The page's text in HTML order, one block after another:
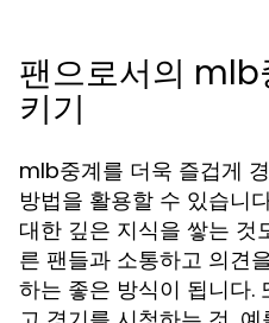
팬으로서의 mlb
키기
mlb중계를 더욱 즐겁게
방법을 활용할 수 있습니
대한 깊은 지식을 쌓는 것
른 팬들과 소통하고 의견
하는 좋은 방식이 됩니다.